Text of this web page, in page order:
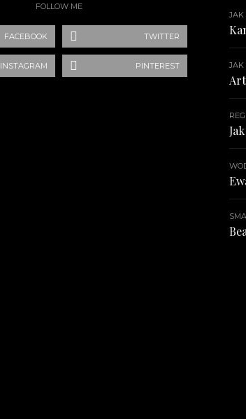
FOLLOW ME
FACEBOOK TWITTER
INSTAGRAM PINTEREST
JAK
JAK